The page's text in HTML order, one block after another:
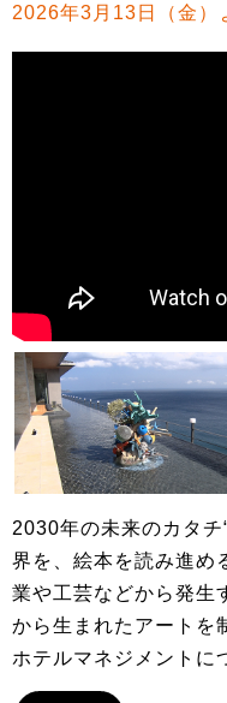
2026年3月13日（金）
2030年の未来のカタ
界を、絵本を読み進め
業や工芸などから発生
から生まれたアートを
ホテルマネジメントに